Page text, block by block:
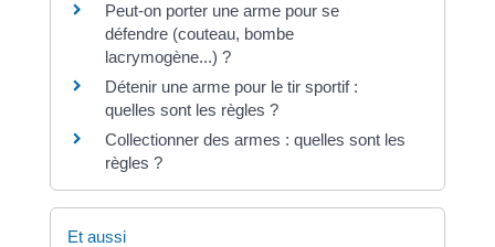
Peut-on porter une arme pour se
défendre (couteau, bombe
lacrymogène...) ?
Détenir une arme pour le tir sportif :
quelles sont les règles ?
Collectionner des armes : quelles sont les
règles ?
Et aussi